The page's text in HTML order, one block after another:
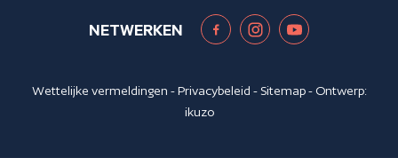
NETWERKEN
Wettelijke vermeldingen -Privacybeleid - Sitemap- Ontwerp:
ikuzo